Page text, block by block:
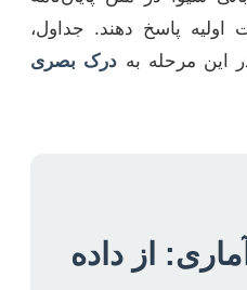
پاسخ دهند. جداول،
این مرحله به درک بصری
از داده